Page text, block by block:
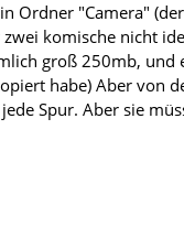
Ordner "Camera"
komische nicht
groß 250mb,
habe) Aber von
Spur. Aber sie